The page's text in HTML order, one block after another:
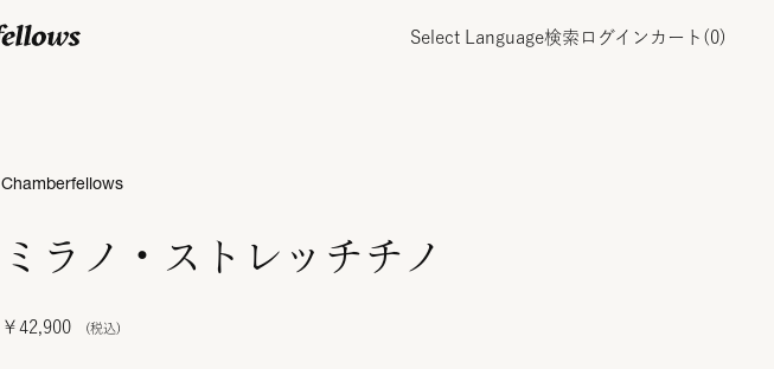
Select Language検索 ログイン カート( 0)
ミラノ・ストレッチチノ
￥42,900
Chamberfellows